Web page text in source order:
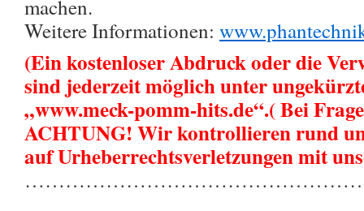
machen.
Weitere Informationen:
(Ein kostenloser Abdruck oder die
sind jederzeit möglich unter
„www.meck-pomm-hits.de“.( Bei
ACHTUNG! Wir kontrollieren rund
auf Urheberrechtsverletzungen mit